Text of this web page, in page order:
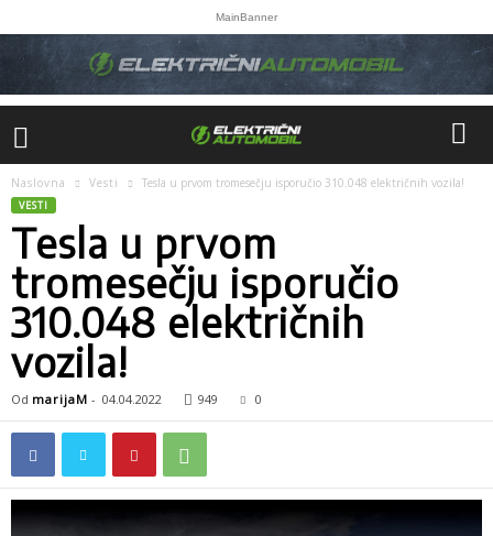
MainBanner
Naslovna Vesti Tesla u prvom tromesečju isporučio 310.048 električnih vozila!
VESTI
Tesla u prvom
tromesečju isporučio
310.048 električnih
vozila!
Od marijaM - 04.04.2022 949 0